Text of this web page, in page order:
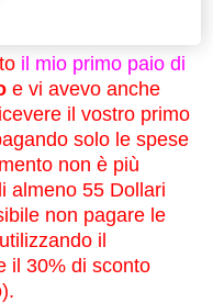
il mio primo paio di
e vi avevo anche
il vostro primo
solo le spese
non è più
almeno 55 Dollari
non pagare le
il
il 30% di sconto